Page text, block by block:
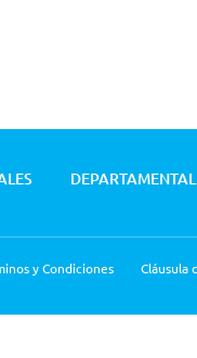
y Condiciones Cláusula